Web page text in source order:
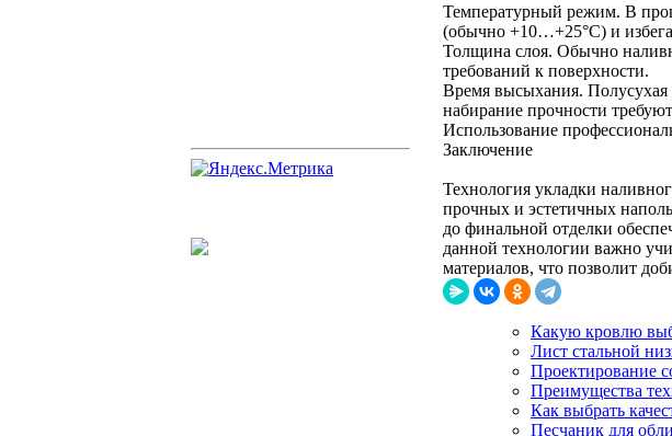
Температурный режим. В
(обычно +10…+25°C) и
Толщина слоя. Обычно
требований к поверхности.
Время высыхания. Полусухая
набирание прочности
Использование
Заключение
Технология укладки
прочных и эстетичных
до финальной отделки
данной технологии важно
материалов, что позволит
Какую кровлю
Лист стальной
Проектирование
Преимущества
Как выбрать
Песчаник для